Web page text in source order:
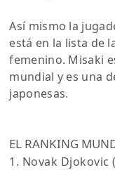
Así mismo la
está en la lista de
femenino. Misaki
mundial y es una
japonesas.
EL RANKING
1. Novak Djokovic